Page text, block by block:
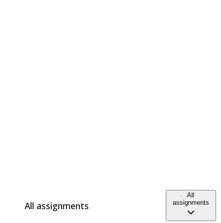
All assignments
All
assignments